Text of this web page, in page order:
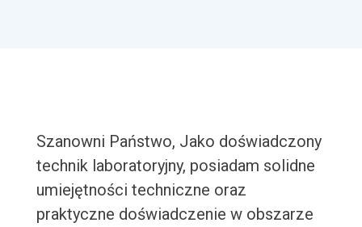
Szanowni Państwo, Jako doświadczony
technik laboratoryjny, posiadam solidne
umiejętności techniczne oraz
praktyczne doświadczenie w obszarze